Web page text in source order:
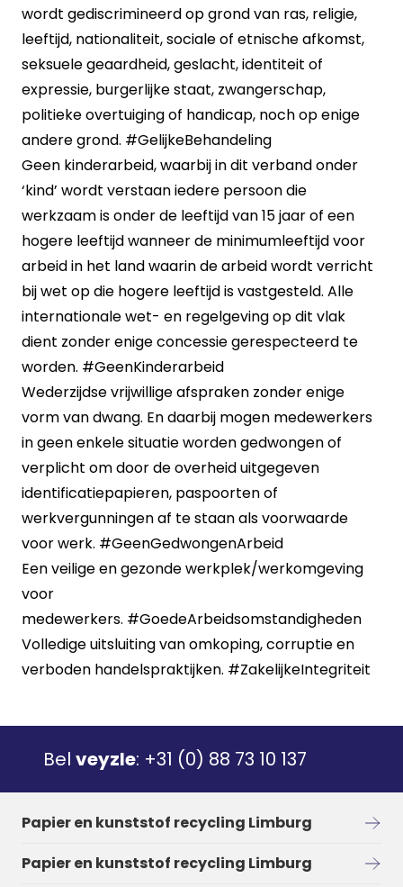
wordt gediscrimineerd op grond van ras, religie,
leeftijd, nationaliteit, sociale of etnische afkomst,
seksuele geaardheid, geslacht, identiteit of
expressie, burgerlijke staat, zwangerschap,
politieke overtuiging of handicap, noch op enige
andere grond. #GelijkeBehandeling
Geen kinderarbeid, waarbij in dit verband onder
‘kind’ wordt verstaan iedere persoon die
werkzaam is onder de leeftijd van 15 jaar of een
hogere leeftijd wanneer de minimumleeftijd voor
arbeid in het land waarin de arbeid wordt verricht
bij wet op die hogere leeftijd is vastgesteld. Alle
internationale wet- en regelgeving op dit vlak
dient zonder enige concessie gerespecteerd te
worden. #GeenKinderarbeid
Wederzijdse vrijwillige afspraken zonder enige
vorm van dwang. En daarbij mogen medewerkers
in geen enkele situatie worden gedwongen of
verplicht om door de overheid uitgegeven
identificatiepapieren, paspoorten of
werkvergunningen af te staan als voorwaarde
voor werk. #GeenGedwongenArbeid
Een veilige en gezonde werkplek/werkomgeving
voor
medewerkers. #GoedeArbeidsomstandigheden
Volledige uitsluiting van omkoping, corruptie en
verboden handelspraktijken. #ZakelijkeIntegriteit
Bel veyzle: +31 (0) 88 73 10 137
Papier en kunststof recycling Limburg
Papier en kunststof recycling Limburg